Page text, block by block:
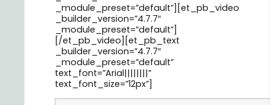
_module_preset=”default”][et_pb_video
_builder_version=”4.7.7″
_module_preset=”default”]
[/et_pb_video][et_pb_text
_builder_version=”4.7.7″
_module_preset=”default”
text_font=”Arial||||||||”
text_font_size=”12px”]